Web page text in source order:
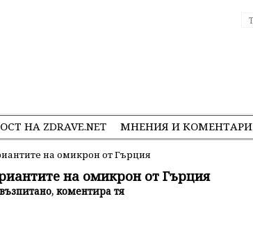
НА ZDRAVE.NET МНЕНИЯ И КОМЕНТАРИ
на омикрон от Гърция
на омикрон от Гърция
коментира тя